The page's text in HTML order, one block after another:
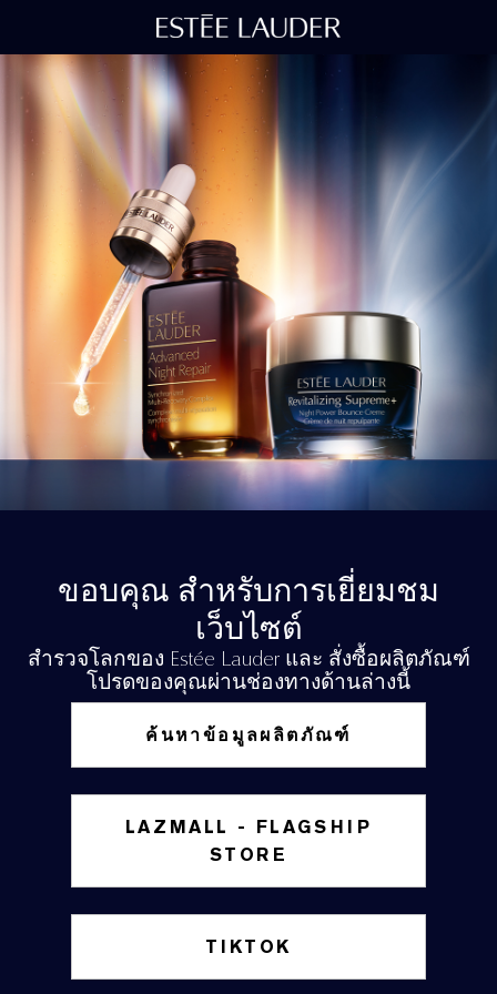
ขอบคุณ สำหรับการเยี่ยมชม
เว็บไซต์
สำรวจโลกของ Estée Lauder และ สั่งซื้อผลิตภัณฑ์
โปรดของคุณผ่านช่องทางด้านล่างนี้
ค้นหาข้อมูลผลิตภัณฑ์
LAZMALL - FLAGSHIP
STORE
TIKTOK